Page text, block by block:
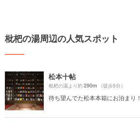
枇杷の湯周辺の人気スポット
松本十帖
枇杷の湯より約290m （徒歩5分）
待ち望んでた松本本箱にお泊まり！